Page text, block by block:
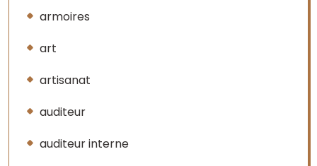
armoires
art
artisanat
auditeur
auditeur interne